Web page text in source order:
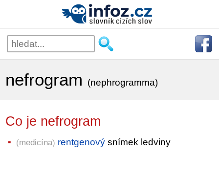
nefrogram (nephrogramma)
Co je nefrogram
(medicína) rentgenový snímek ledviny